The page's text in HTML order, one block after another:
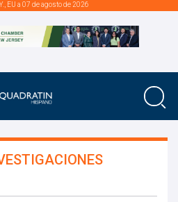
EU a 07 de agosto de 2026